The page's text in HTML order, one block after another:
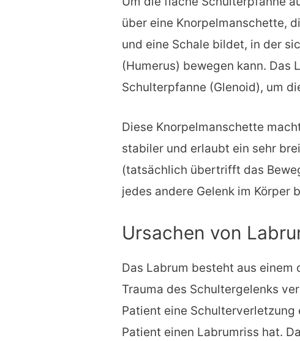
über eine Knorpelmanschette,
und eine Schale bildet, in der
(Humerus) bewegen kann. Das
Schulterpfanne (Glenoid), um
Diese Knorpelmanschette
stabiler und erlaubt ein sehr
(tatsächlich übertrifft das
jedes andere Gelenk im Körper
Ursachen von
Das Labrum besteht aus einem
Trauma des Schultergelenks
Patient eine
Patient einen Labrumriss hat.